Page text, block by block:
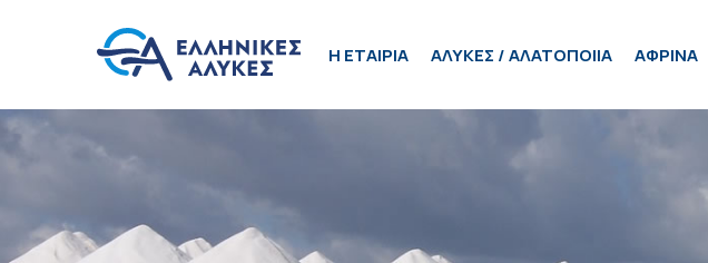
H ΕΤΑΙΡΙΑ ΑΛΥΚΕΣ / ΑΛΑΤΟΠΟΙΙΑ ΑΦΡΙΝΑ